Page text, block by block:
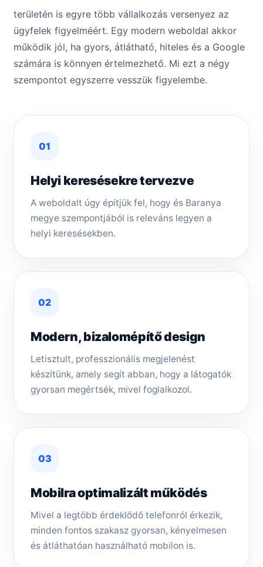
területén is egyre több vállalkozás versenyez az
ügyfelek figyelméért. Egy modern weboldal akkor
működik jól, ha gyors, átlátható, hiteles és a Google
számára is könnyen értelmezhető. Mi ezt a négy
szempontot egyszerre vesszük figyelembe.
01
Helyi keresésekre tervezve
A weboldalt úgy építjük fel, hogy és Baranya
megye szempontjából is releváns legyen a
helyi keresésekben.
02
Modern, bizalomépítő design
Letisztult, professzionális megjelenést
készítünk, amely segít abban, hogy a látogatók
gyorsan megértsék, mivel foglalkozol.
03
Mobilra optimalizált működés
Mivel a legtöbb érdeklődő telefonról érkezik,
minden fontos szakasz gyorsan, kényelmesen
és átláthatóan használható mobilon is.